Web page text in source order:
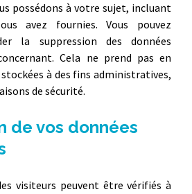
possédons à votre sujet, incluant
avez fournies. Vous pouvez
la suppression des données
Cela ne prend pas en
à des fins administratives,
de sécurité.
de vos données
visiteurs peuvent être vérifiés à